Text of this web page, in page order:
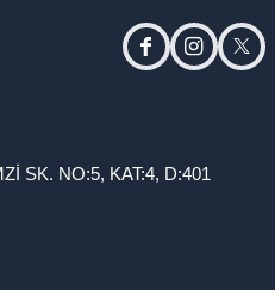
facebookinstagram
SK. NO:5, KAT:4, D:401